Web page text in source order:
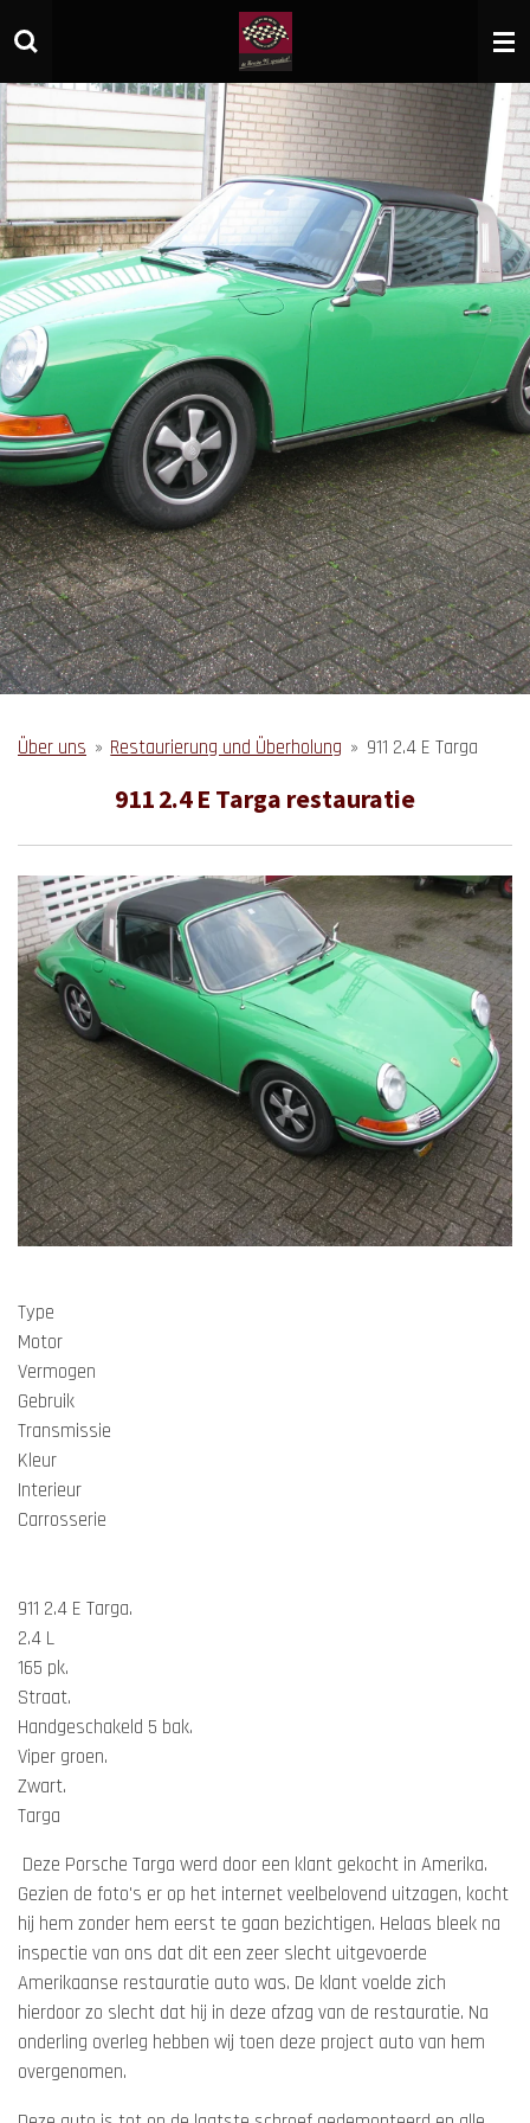
Zum
Hauptinhalt
springen
Über uns » Restaurierung und Überholung » 911 2.4 E Targa
911 2.4 E Targa restauratie
Type
Motor
Vermogen
Gebruik
Transmissie
Kleur
Interieur
Carrosserie
911 2.4 E Targa.
2.4 L
165 pk.
Straat.
Handgeschakeld 5 bak.
Viper groen.
Zwart.
Targa
Deze Porsche Targa werd door een klant gekocht in Amerika.
Gezien de foto's er op het internet veelbelovend uitzagen, kocht
hij hem zonder hem eerst te gaan bezichtigen. Helaas bleek na
inspectie van ons dat dit een zeer slecht uitgevoerde
Amerikaanse restauratie auto was. De klant voelde zich
hierdoor zo slecht dat hij in deze afzag van de restauratie. Na
onderling overleg hebben wij toen deze project auto van hem
overgenomen.